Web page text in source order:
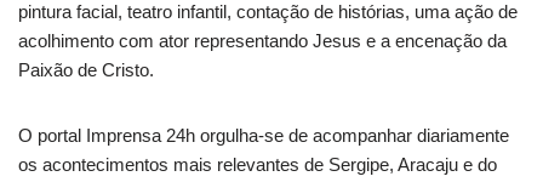
pintura facial, teatro infantil, contação de histórias, uma ação de
acolhimento com ator representando Jesus e a encenação da
Paixão de Cristo.
O portal Imprensa 24h orgulha-se de acompanhar diariamente
os acontecimentos mais relevantes de Sergipe, Aracaju e do